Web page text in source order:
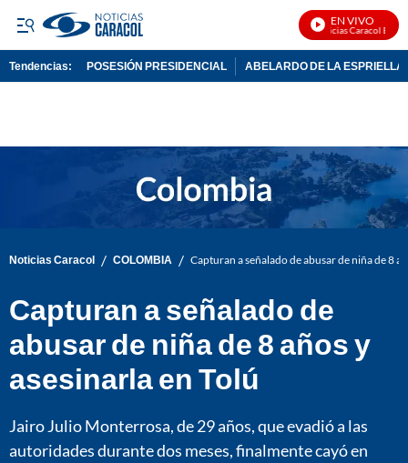
EN VIVO
Noticias Caracol En
Tendencias: POSESIÓN PRESIDENCIAL ABELARDO DE LA ESPRIELLA
Noticias Caracol / COLOMBIA / Capturan a señalado de abusar de niña de 8
Capturan a señalado de
abusar de niña de 8 años y
asesinarla en Tolú
Jairo Julio Monterrosa, de 29 años, que evadió a las
autoridades durante dos meses, finalmente cayó en